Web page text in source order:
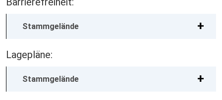
Stammgelände
Lagepläne:
Stammgelände